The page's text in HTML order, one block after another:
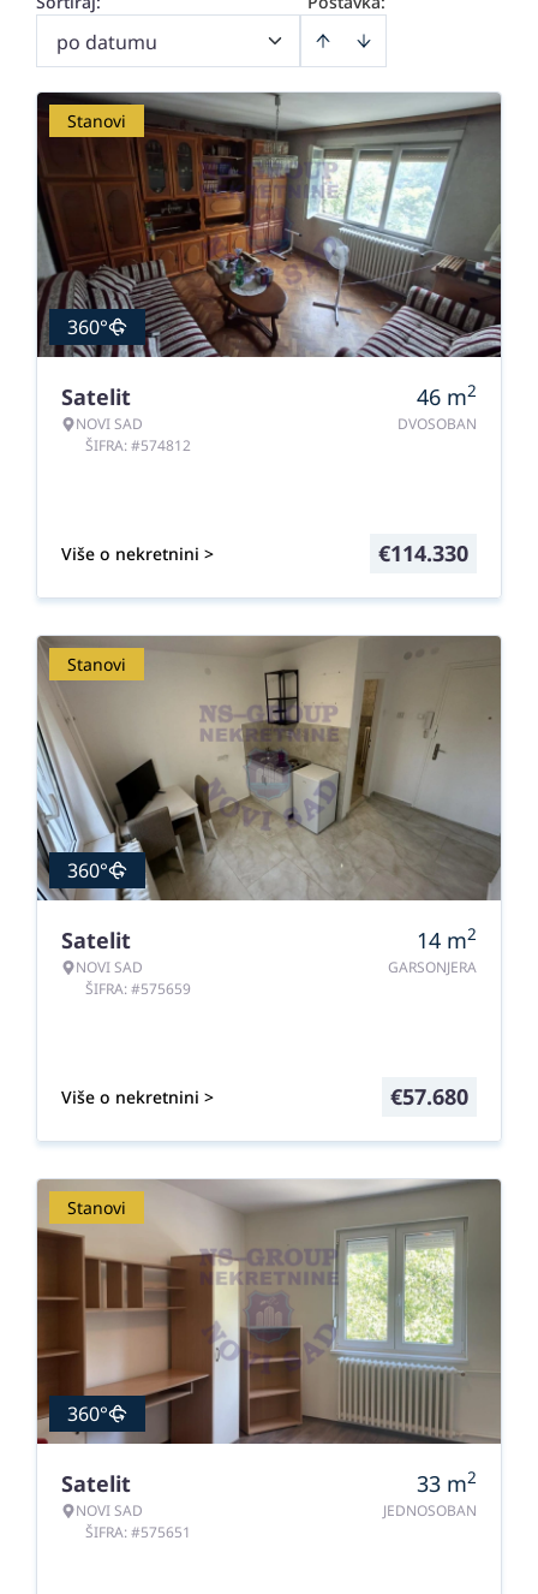
po datumu
Stanovi
360°
Satelit
NOVI SAD
ŠIFRA: #574812
46 m2
DVOSOBAN
Više o nekretnini > €114.330
Stanovi
360°
Satelit
NOVI SAD
ŠIFRA: #575659
14 m2
GARSONJERA
Više o nekretnini > €57.680
Stanovi
360°
Satelit
NOVI SAD
ŠIFRA: #575651
33 m2
JEDNOSOBAN